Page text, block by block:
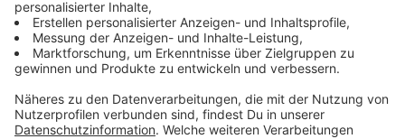
Zum Newsletter anmelden